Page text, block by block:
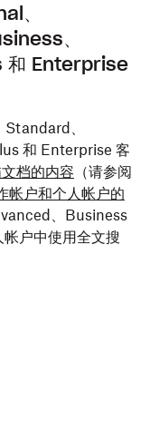
、
、
和 Enterprise
、
和 Enterprise 客
档的内容 （请参阅
帐户和个人帐户的
、Business
户中使用全文搜